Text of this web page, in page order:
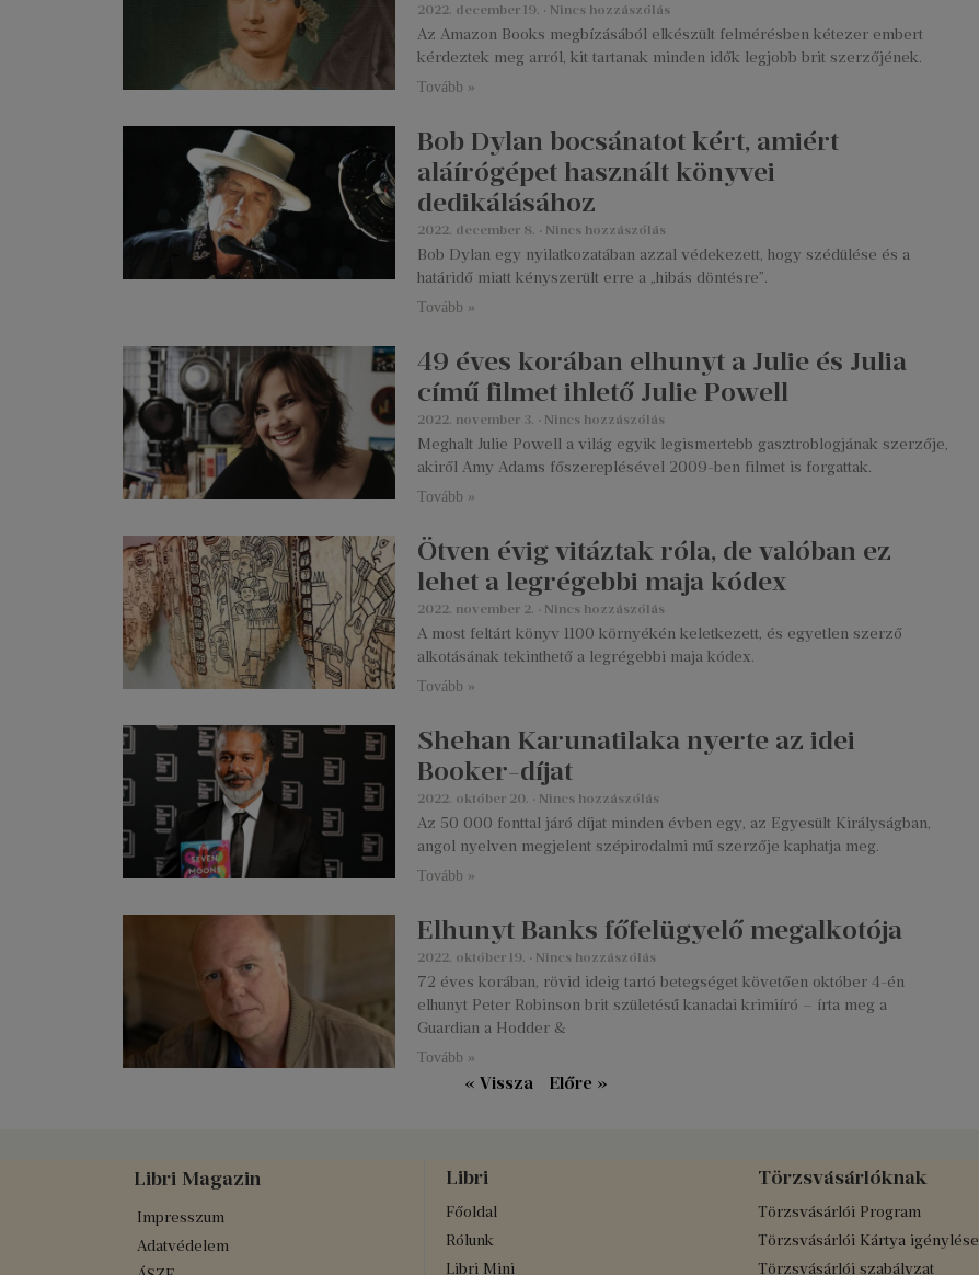
2022. december 19. Nincs hozzászólás
Az Amazon Books megbízásából elkészült felmérésben kétezer embert
kérdeztek meg arról, kit tartanak minden idők legjobb brit szerzőjének.
Tovább »
Bob Dylan bocsánatot kért, amiért
aláírógépet használt könyvei
dedikálásához
2022. december 8. Nincs hozzászólás
Bob Dylan egy nyilatkozatában azzal védekezett, hogy szédülése és a
határidő miatt kényszerült erre a „hibás döntésre”.
Tovább »
49 éves korában elhunyt a Julie és Julia
című filmet ihlető Julie Powell
2022. november 3. Nincs hozzászólás
Meghalt Julie Powell a világ egyik legismertebb gasztroblogjának szerzője,
akiről Amy Adams főszereplésével 2009-ben filmet is forgattak.
Tovább »
Ötven évig vitáztak róla, de valóban ez
lehet a legrégebbi maja kódex
2022. november 2. Nincs hozzászólás
A most feltárt könyv 1100 környékén keletkezett, és egyetlen szerző
alkotásának tekinthető a legrégebbi maja kódex.
Tovább »
Shehan Karunatilaka nyerte az idei
Booker-díjat
2022. október 20. Nincs hozzászólás
Az 50 000 fonttal járó díjat minden évben egy, az Egyesült Királyságban,
angol nyelven megjelent szépirodalmi mű szerzője kaphatja meg.
Tovább »
Elhunyt Banks főfelügyelő megalkotója
2022. október 19. Nincs hozzászólás
72 éves korában, rövid ideig tartó betegséget követően október 4-én
elhunyt Peter Robinson brit születésű kanadai krimiíró – írta meg a
Guardian a Hodder &
Tovább »
« Vissza Előre »
Libri Magazin
Impresszum
Adatvédelem
Libri
Főoldal
Rólunk
Libri Mini
Törzsvásárlóknak
Törzsvásárlói Program
Törzsvásárlói Kártya igénylése
Törzsvásárlói szabályzat